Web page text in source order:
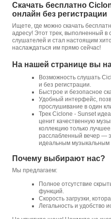
Скачать бесплатно
онлайн без регистрации
Ищете, где можно скачать
адресу! Этот трек, выполненный в
слушателей и стал настоящим
наслаждаться им прямо сейчас!
На нашей странице вы
Возможность слушать
и без регистрации.
Быстрое и безопасное
Удобный интерфейс,
прослушивание в один
Трек Ciclone - Sunset
ценит качественную
коллекцию только
расслабленный вечер —
идеальным музыкальным
Почему выбирают нас?
Мы предлагаем:
Полное отсутствие
функций.
Скорость загрузки,
Легальность и удобство